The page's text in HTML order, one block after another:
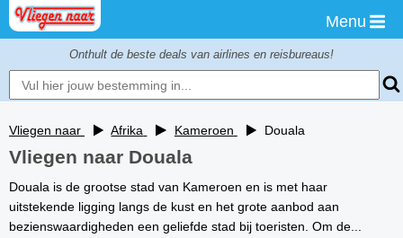
Menu
Onthult de beste deals van airlines en reisbureaus!
Vliegen naar Afrika Kameroen Douala
Vliegen naar Douala
Douala is de grootse stad van Kameroen en is met haar
uitstekende ligging langs de kust en het grote aanbod aan
bezienswaardigheden een geliefde stad bij toeristen. Om de...